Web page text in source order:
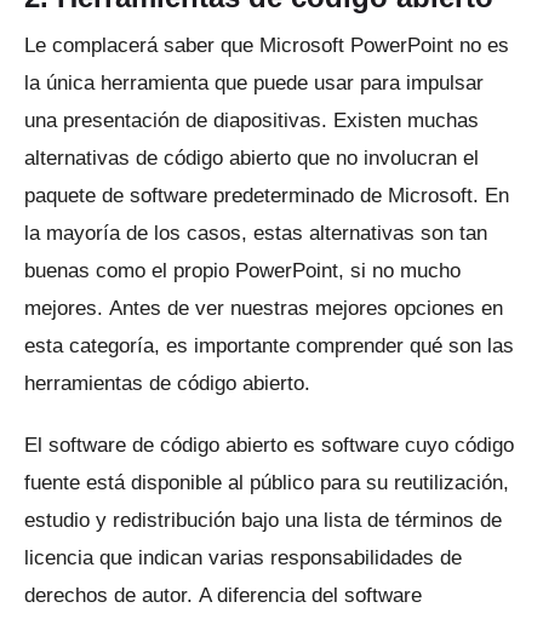
Le complacerá saber que Microsoft PowerPoint no es
la única herramienta que puede usar para impulsar
una presentación de diapositivas. Existen muchas
alternativas de código abierto que no involucran el
paquete de software predeterminado de Microsoft. En
la mayoría de los casos, estas alternativas son tan
buenas como el propio PowerPoint, si no mucho
mejores. Antes de ver nuestras mejores opciones en
esta categoría, es importante comprender qué son las
herramientas de código abierto.
El software de código abierto es software cuyo código
fuente está disponible al público para su reutilización,
estudio y redistribución bajo una lista de términos de
licencia que indican varias responsabilidades de
derechos de autor. A diferencia del software